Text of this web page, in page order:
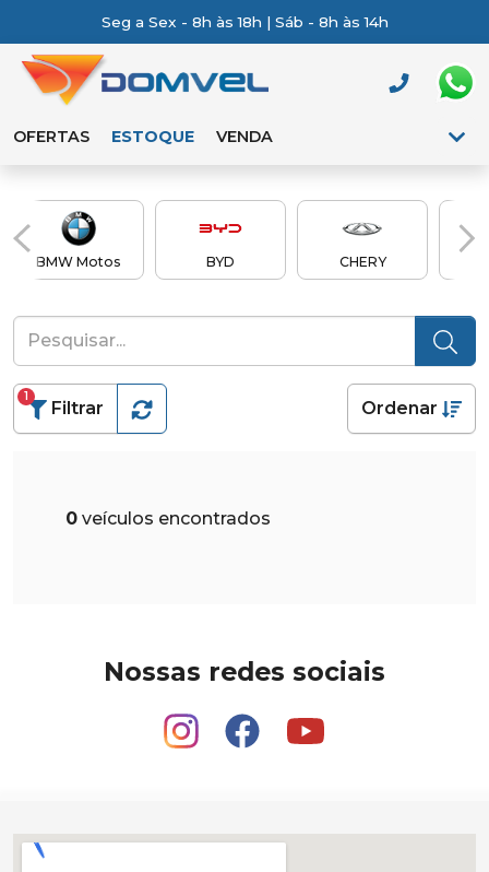
Seg a Sex - 8h às 18h | Sáb - 8h às 14h
OFERTAS ESTOQUE VENDA
BMW Motos BYD CHERY
Filtrar
1
Ordenar
0 veículos encontrados
Nossas redes sociais